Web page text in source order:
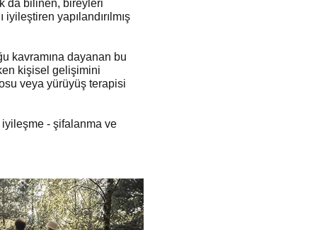
da bilinen, bireyleri
yapılandırılmış
kavramına dayanan bu
kişisel gelişimini
veya yürüyüş terapisi
- şifalanma ve